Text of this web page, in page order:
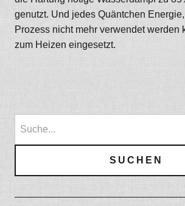
genutzt. Und jedes Quäntchen
Prozess nicht mehr verwendet werden
zum Heizen eingesetzt.